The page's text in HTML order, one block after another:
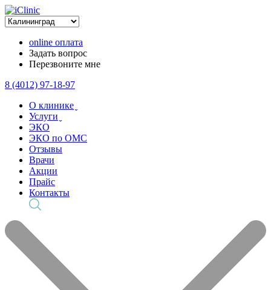
online оплата
Задать вопрос
Перезвоните мне
8 (4012) 97-18-97
О клинике ̬
Услуги ̬
ЭКО
ЭКО по ОМС
Отзывы
Врачи
Акции
Прайс
Контакты